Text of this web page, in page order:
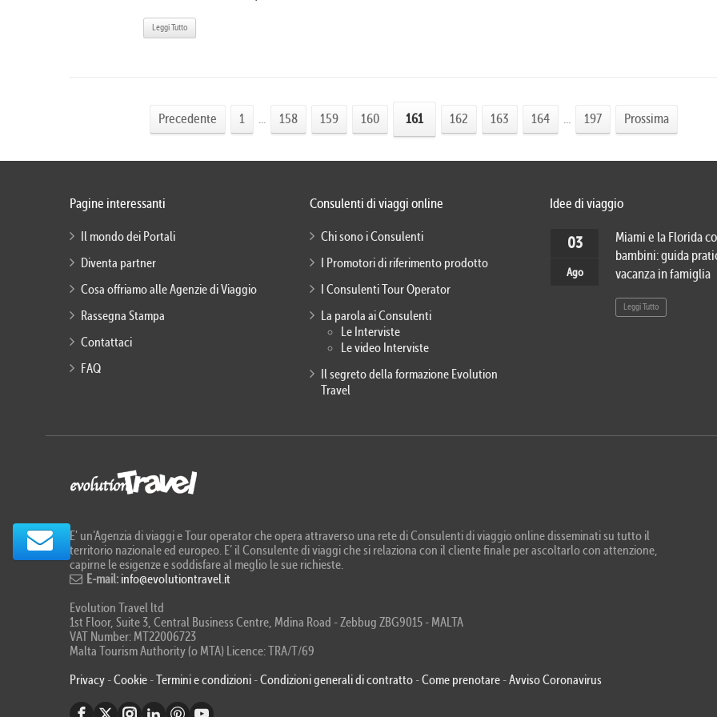
Leggi Tutto
Precedente 1 ... 158 159 160 161 162 163 164 ... 197 Prossima
Pagine interessanti
Il mondo dei Portali
Diventa partner
Cosa offriamo alle Agenzie di Viaggio
Rassegna Stampa
Contattaci
FAQ
Consulenti di viaggi online
Chi sono i Consulenti
I Promotori di riferimento prodotto
I Consulenti Tour Operator
La parola ai Consulenti
Le Interviste
Le video Interviste
Il segreto della formazione Evolution
Travel
Idee di viaggio
03
Ago
Miami e la Florida
bambini: guida
vacanza in famiglia
Leggi Tutto
E' un’Agenzia di viaggi e Tour operator che opera attraverso una rete di Consulenti di viaggio online disseminati su tutto il
territorio nazionale ed europeo. E’ il Consulente di viaggi che si relaziona con il cliente finale per ascoltarlo con attenzione,
capirne le esigenze e soddisfare al meglio le sue richieste.
E-mail: info@evolutiontravel.it
Evolution Travel ltd
1st Floor, Suite 3, Central Business Centre, Mdina Road - Zebbug ZBG9015 - MALTA
VAT Number: MT22006723
Malta Tourism Authority (o MTA) Licence: TRA/T/69
Privacy -Cookie -Termini e condizioni -Condizioni generali di contratto -Come prenotare -Avviso Coronavirus